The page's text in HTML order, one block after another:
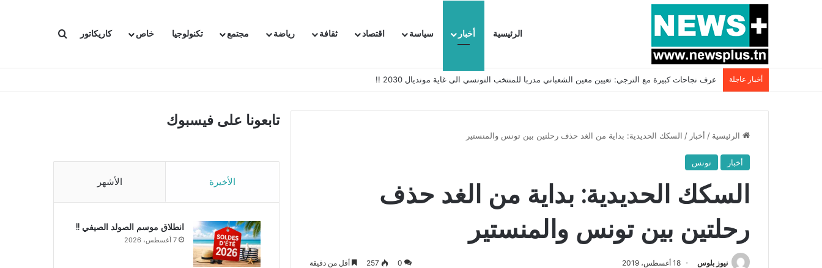
الرئيسية أخبار سياسة اقتصاد ثقافة رياضة مجتمع تكنولوجيا خاص كاريكاتور بحث عن
أخبار عاجلة بسبب المرزوقي وبتكليف من سعيّد: الخارجية تستدعي السفيرة الفرنسية بتونس وتبلغها احتجاجا شديد اللهجة !!
الرئيسية / أخبار / السكك الحديدية: بداية من الغد حذف رحلتين بين تونس والمنستير
أخبار تونس
السكك الحديدية: بداية من الغد حذف
رحلتين بين تونس والمنستير
نيوز بلوس 18 أغسطس، 2019 0
257 أقل من دقيقة
تابعونا على فيسبوك
الأخيرة الأشهر
انطلاق موسم الصولد الصيفي !!
7 أغسطس، 2026